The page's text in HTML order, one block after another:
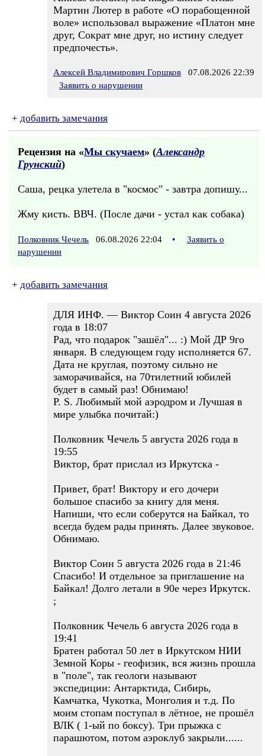
Мартин Лютер в работе «О порабощенной
воле» использовал выражение «Платон мне
друг, Сократ мне друг, но истину следует
предпочесть».
Алексей Владимирович Горшков 07.08.2026 22:39
Заявить о нарушении
+ добавить замечания
Рецензия на «Мы скучаем» (Александр
Грунский)
Саша, рецка улетела в "космос" - завтра допишу...
Жму кисть. ВВЧ. (После дачи - устал как собака)
Полковник Чечель 06.08.2026 22:04 •
Заявить о
нарушении
+ добавить замечания
ДЛЯ ИНФ. — Виктор Соин 4 августа 2026
года в 18:07
Рад, что подарок "зашёл"... :) Мой ДР 9го
января. В следующем году исполняется 67.
Дата не круглая, поэтому сильно не
заморачивайся, на 70тилетний юбилей
будет в самый раз! Обнимаю!
P. S. Любимый мой аэродром и Лучшая в
мире улыбка почитай:)
Полковник Чечель 5 августа 2026 года в
19:55
Виктор, брат прислал из Иркутска -
Привет, брат! Виктору и его дочери
большое спасибо за книгу для меня.
Напиши, что если соберутся на Байкал, то
всегда будем рады принять. Далее звуковое.
Обнимаю.
Виктор Соин 5 августа 2026 года в 21:46
Спасибо! И отдельное за приглашение на
Байкал! Долго летали в 90е через Иркутск.
;
Полковник Чечель 6 августа 2026 года в
19:41
Братен работал 50 лет в Иркутском НИИ
Земной Коры - геофизик, вся жизнь прошла
в "поле", так геологи называют
экспедиции: Антарктида, Сибирь,
Камчатка, Чукотка, Монголия и т.д. По
моим стопам поступал в лётное, не прошёл
ВЛК ( 1-ый по боксу). Три прыжка с
парашютом, потом аэроклуб закрыли......